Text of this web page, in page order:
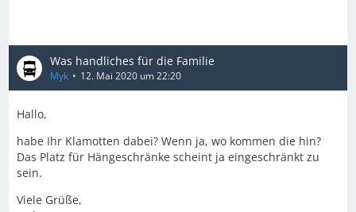
Was handliches für die Familie
Myk 12. Mai 2020 um 22:20
Hallo,
habe Ihr Klamotten dabei? Wenn ja, wo kommen die hin?
Das Platz für Hängeschränke scheint ja eingeschränkt zu
sein.
Viele Grüße,